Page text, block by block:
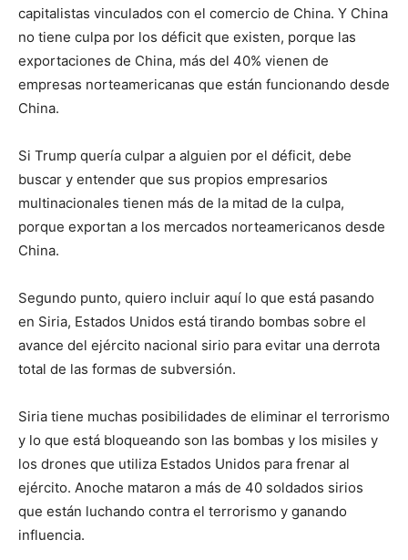
capitalistas vinculados con el comercio de China. Y China
no tiene culpa por los déficit que existen, porque las
exportaciones de China, más del 40% vienen de
empresas norteamericanas que están funcionando desde
China.
Si Trump quería culpar a alguien por el déficit, debe
buscar y entender que sus propios empresarios
multinacionales tienen más de la mitad de la culpa,
porque exportan a los mercados norteamericanos desde
China.
Segundo punto, quiero incluir aquí lo que está pasando
en Siria, Estados Unidos está tirando bombas sobre el
avance del ejército nacional sirio para evitar una derrota
total de las formas de subversión.
Siria tiene muchas posibilidades de eliminar el terrorismo
y lo que está bloqueando son las bombas y los misiles y
los drones que utiliza Estados Unidos para frenar al
ejército. Anoche mataron a más de 40 soldados sirios
que están luchando contra el terrorismo y ganando
influencia.